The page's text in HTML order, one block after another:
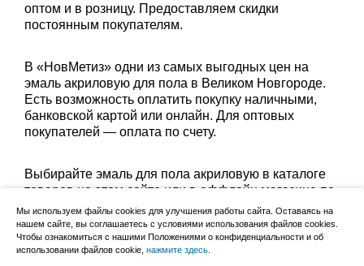
оптом и в розницу. Предоставляем скидки
постоянным покупателям.
В «НовМетиз» одни из самых выгодных цен на
эмаль акриловую для пола в Великом Новгороде.
Есть возможность оплатить покупку наличными,
банковской картой или онлайн. Для оптовых
покупателей — оплата по счету.
Выбирайте эмаль для пола акриловую в каталоге
товаров на этом сайте или в оффлайн магазине по
адресу: Великий Новгород, Сырковское шоссе, 8а
(по будням с 9:00 до 17:00, в субботу с 9:00 до
13:00). Забрать заказ можно лично в пункте выдачи
или оформить доставку до дома.
Мы используем файлы cookies для улучшения работы сайта. Оставаясь на
нашем сайте, вы соглашаетесь с условиями использования файлов cookies.
Чтобы ознакомиться с нашими Положениями о конфиденциальности и об
использовании файлов cookie, нажмите здесь